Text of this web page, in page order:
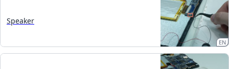
Speaker
EN